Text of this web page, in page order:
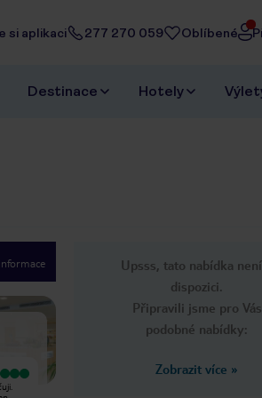
si aplikaci 277 270 059 Oblíbené
Destinace Hotely
Upsss, tato nabídka
dispozici.
Připravili jsme pro Vás
podobné nabídky:
Zobrazit více »
Next slide
1/ 33